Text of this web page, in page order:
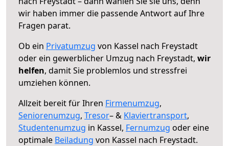
wir haben immer die passende Antwort auf Ihre
Fragen parat.
Ob ein Privatumzug von Kassel nach Freystadt
oder ein gewerblicher Umzug nach Freystadt, wir
helfen, damit Sie problemlos und stressfrei
umziehen können.
Allzeit bereit für Ihren Firmenumzug,
Seniorenumzug, Tresor– & Klaviertransport,
Studentenumzug in Kassel, Fernumzug oder eine
optimale Beiladung von Kassel nach Freystadt.